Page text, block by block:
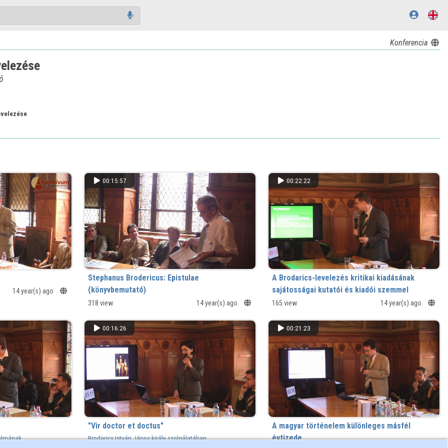
Konferencia
14 year(s) ago
00:15:57
Stephanus Brodericus: Epistulae
(könyvbemutató)
318 view 14 year(s) ago
00:22:22
A Brodarics-levelezés kritikai kiadásának
sajátosságai kutatói és kiadói szemmel
165 view 14 year(s) ago
00:16:26
"Vir doctor et doctus"
Brodarics István János király szolgálatában
00:21:23
A magyar történelem különleges másfél
évtizede